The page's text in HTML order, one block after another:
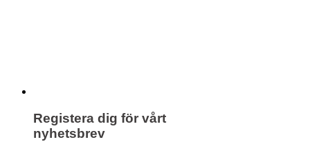
Registera dig för vårt
nyhetsbrev